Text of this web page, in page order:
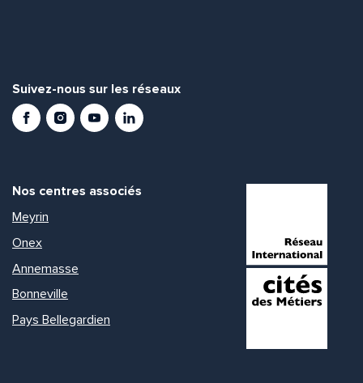
Suivez-nous sur les réseaux
FacebookInstagramYoutubeLinkedIn
Nos centres associés
Meyrin
Onex
Annemasse
Bonneville
Pays Bellegardien